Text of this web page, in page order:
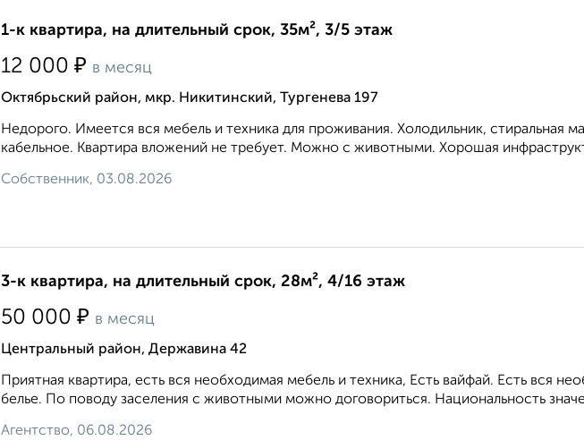
1-к квартира, на длительный срок, 35м², 3/5 этаж
12 000 ₽ в месяц
Октябрьский район, мкр. Никитинский, Тургенева 197
Недорого. Имеется вся мебель и техника для проживания. Холодильник, стиральная
кабельное. Квартира вложений не требует. Можно с животными. Хорошая
Собственник, 03.08.2026
3-к квартира, на длительный срок, 28м², 4/16 этаж
50 000 ₽ в месяц
Центральный район, Державина 42
Приятная квартира, есть вся необходимая мебель и техника, Есть вайфай. Есть вся
белье. По поводу заселения с животными можно договориться. Национальность
Агентство, 06.08.2026